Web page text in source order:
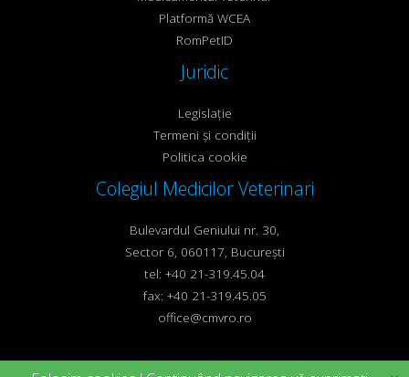
Platformă WCEA
RomPetID
Juridic
Legislație
Termeni și condiții
Politica cookie
Colegiul Medicilor Veterinari
Bulevardul Geniului nr. 30,
Sector 6, 060117, București
tel: +40 21-319.45.04
fax: +40 21-319.45.05
office@cmvro.ro